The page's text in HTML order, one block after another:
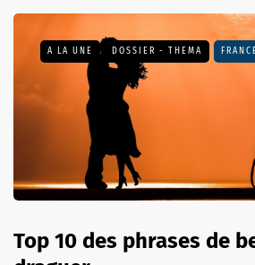
A LA UNE DOSSIER - THEMA
Top 10 des phrases de